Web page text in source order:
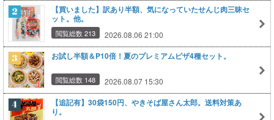
【買いました】訳あり半額、気になっていたせんじ肉三昧セ
ット。他。
閲覧総数 213 2026.08.06 21:00
お試し半額＆P10倍！夏のプレミアムピザ4種セット。
閲覧総数 148 2026.08.07 15:30
【追記有】30袋150円、やきそば屋さん太郎。送料対策あ
り。